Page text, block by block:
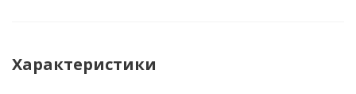
Характеристики